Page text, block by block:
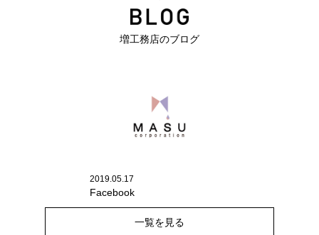
増工務店のブログ
2019.05.17
Facebook
一覧を見る